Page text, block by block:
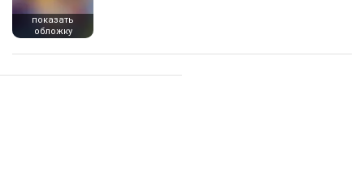
показать
обложку